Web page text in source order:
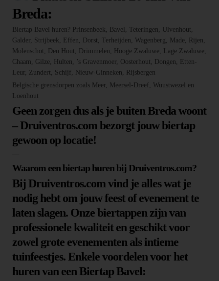
Breda:
Biertap Bavel huren? Prinsenbeek, Bavel, Teteringen, Ulvenhout,
Galder, Strijbeek, Effen, Dorst, Terheijden, Wagenberg, Made, Rijen,
Molenschot, Den Hout, Drimmelen, Hooge Zwaluwe, Lage Zwaluwe,
Chaam, Gilze, Hulten, ’s Gravenmoer, Oosterhout, Dongen, Etten-
Leur, Zundert, Schijf, Nieuw-Ginneken, Rijsbergen
Belgische grensdorpen zoals Meer, Meersel-Dreef, Wuustwezel en
Loenhout
Geen zorgen dus als je buiten Breda woont
– Druiventros.com bezorgt jouw biertap
gewoon op locatie!
—
Waarom een biertap huren bij Druiventros.com?
Bij Druiventros.com vind je alles wat je
nodig hebt om jouw feest of evenement te
laten slagen. Onze biertappen zijn van
professionele kwaliteit en geschikt voor
zowel grote evenementen als intieme
tuinfeestjes. Enkele voordelen voor het
huren van een Biertap Bavel: